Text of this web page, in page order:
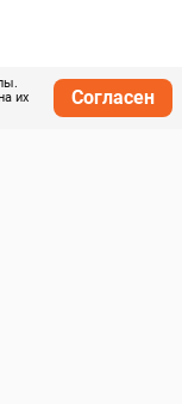
их
Согласен